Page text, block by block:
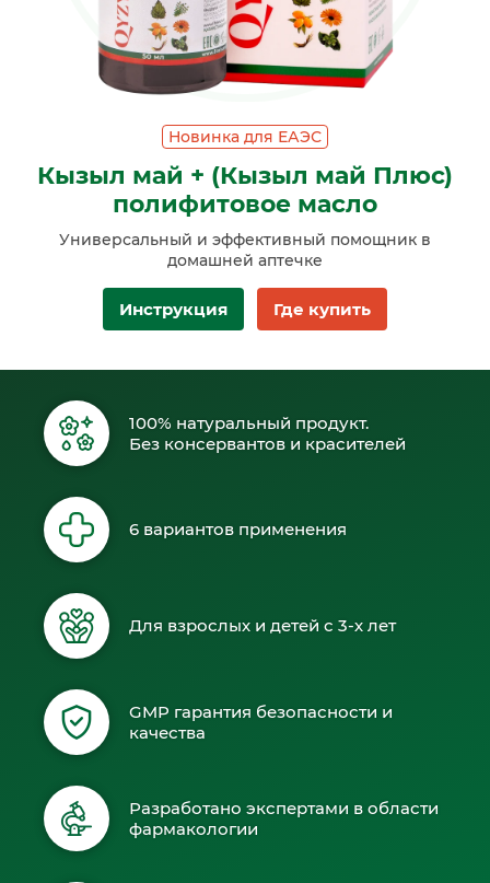
Новинка для ЕАЭС
Кызыл май + (Кызыл май Плюс)
полифитовое масло
Универсальный и эффективный помощник в
домашней аптечке
Инструкция Где купить
100% натуральный продукт.
Без консервантов и красителей
6 вариантов применения
Для взрослых и детей с 3-х лет
GMP гарантия безопасности и
качества
Разработано экспертами в области
фармакологии